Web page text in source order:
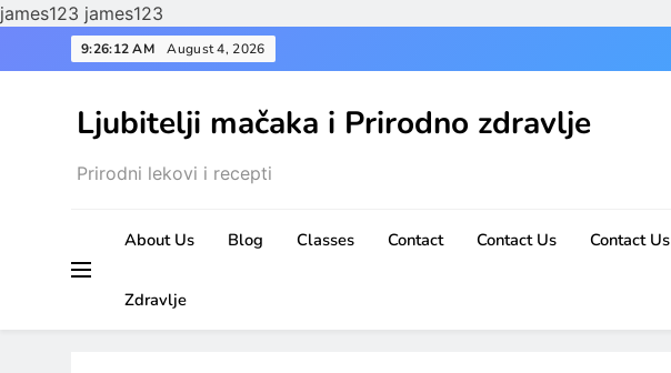
james123 james123
to
9:26:13 AM August 4, 2026
Ljubitelji mačaka i Prirodno zdravlje
Prirodni lekovi i recepti
About Us Blog Classes Contact Contact Us Contact Us
Zdravlje